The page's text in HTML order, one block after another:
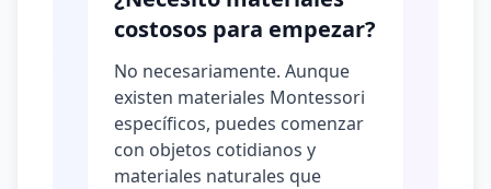
costosos para empezar?
No necesariamente. Aunque
existen materiales Montessori
específicos, puedes comenzar
con objetos cotidianos y
materiales naturales que